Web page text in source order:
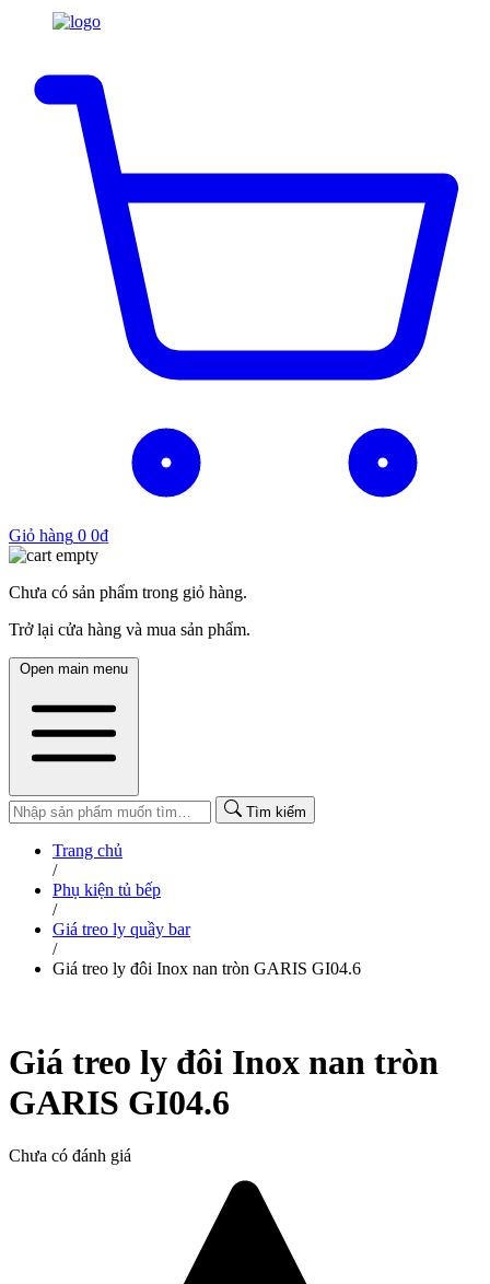
Giỏ hàng 0 0₫
Chưa có sản phẩm trong giỏ hàng.
Trở lại cửa hàng và mua sản phẩm.
Open main menu
Tìm kiếm
Trang chủ
/
Phụ kiện tủ bếp
/
Giá treo ly quầy bar
/
Giá treo ly đôi Inox nan tròn GARIS GI04.6
Giá treo ly đôi Inox nan tròn
GARIS GI04.6
Chưa có đánh giá